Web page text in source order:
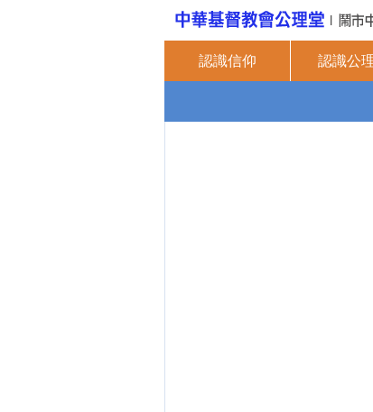
認識信仰 認識公